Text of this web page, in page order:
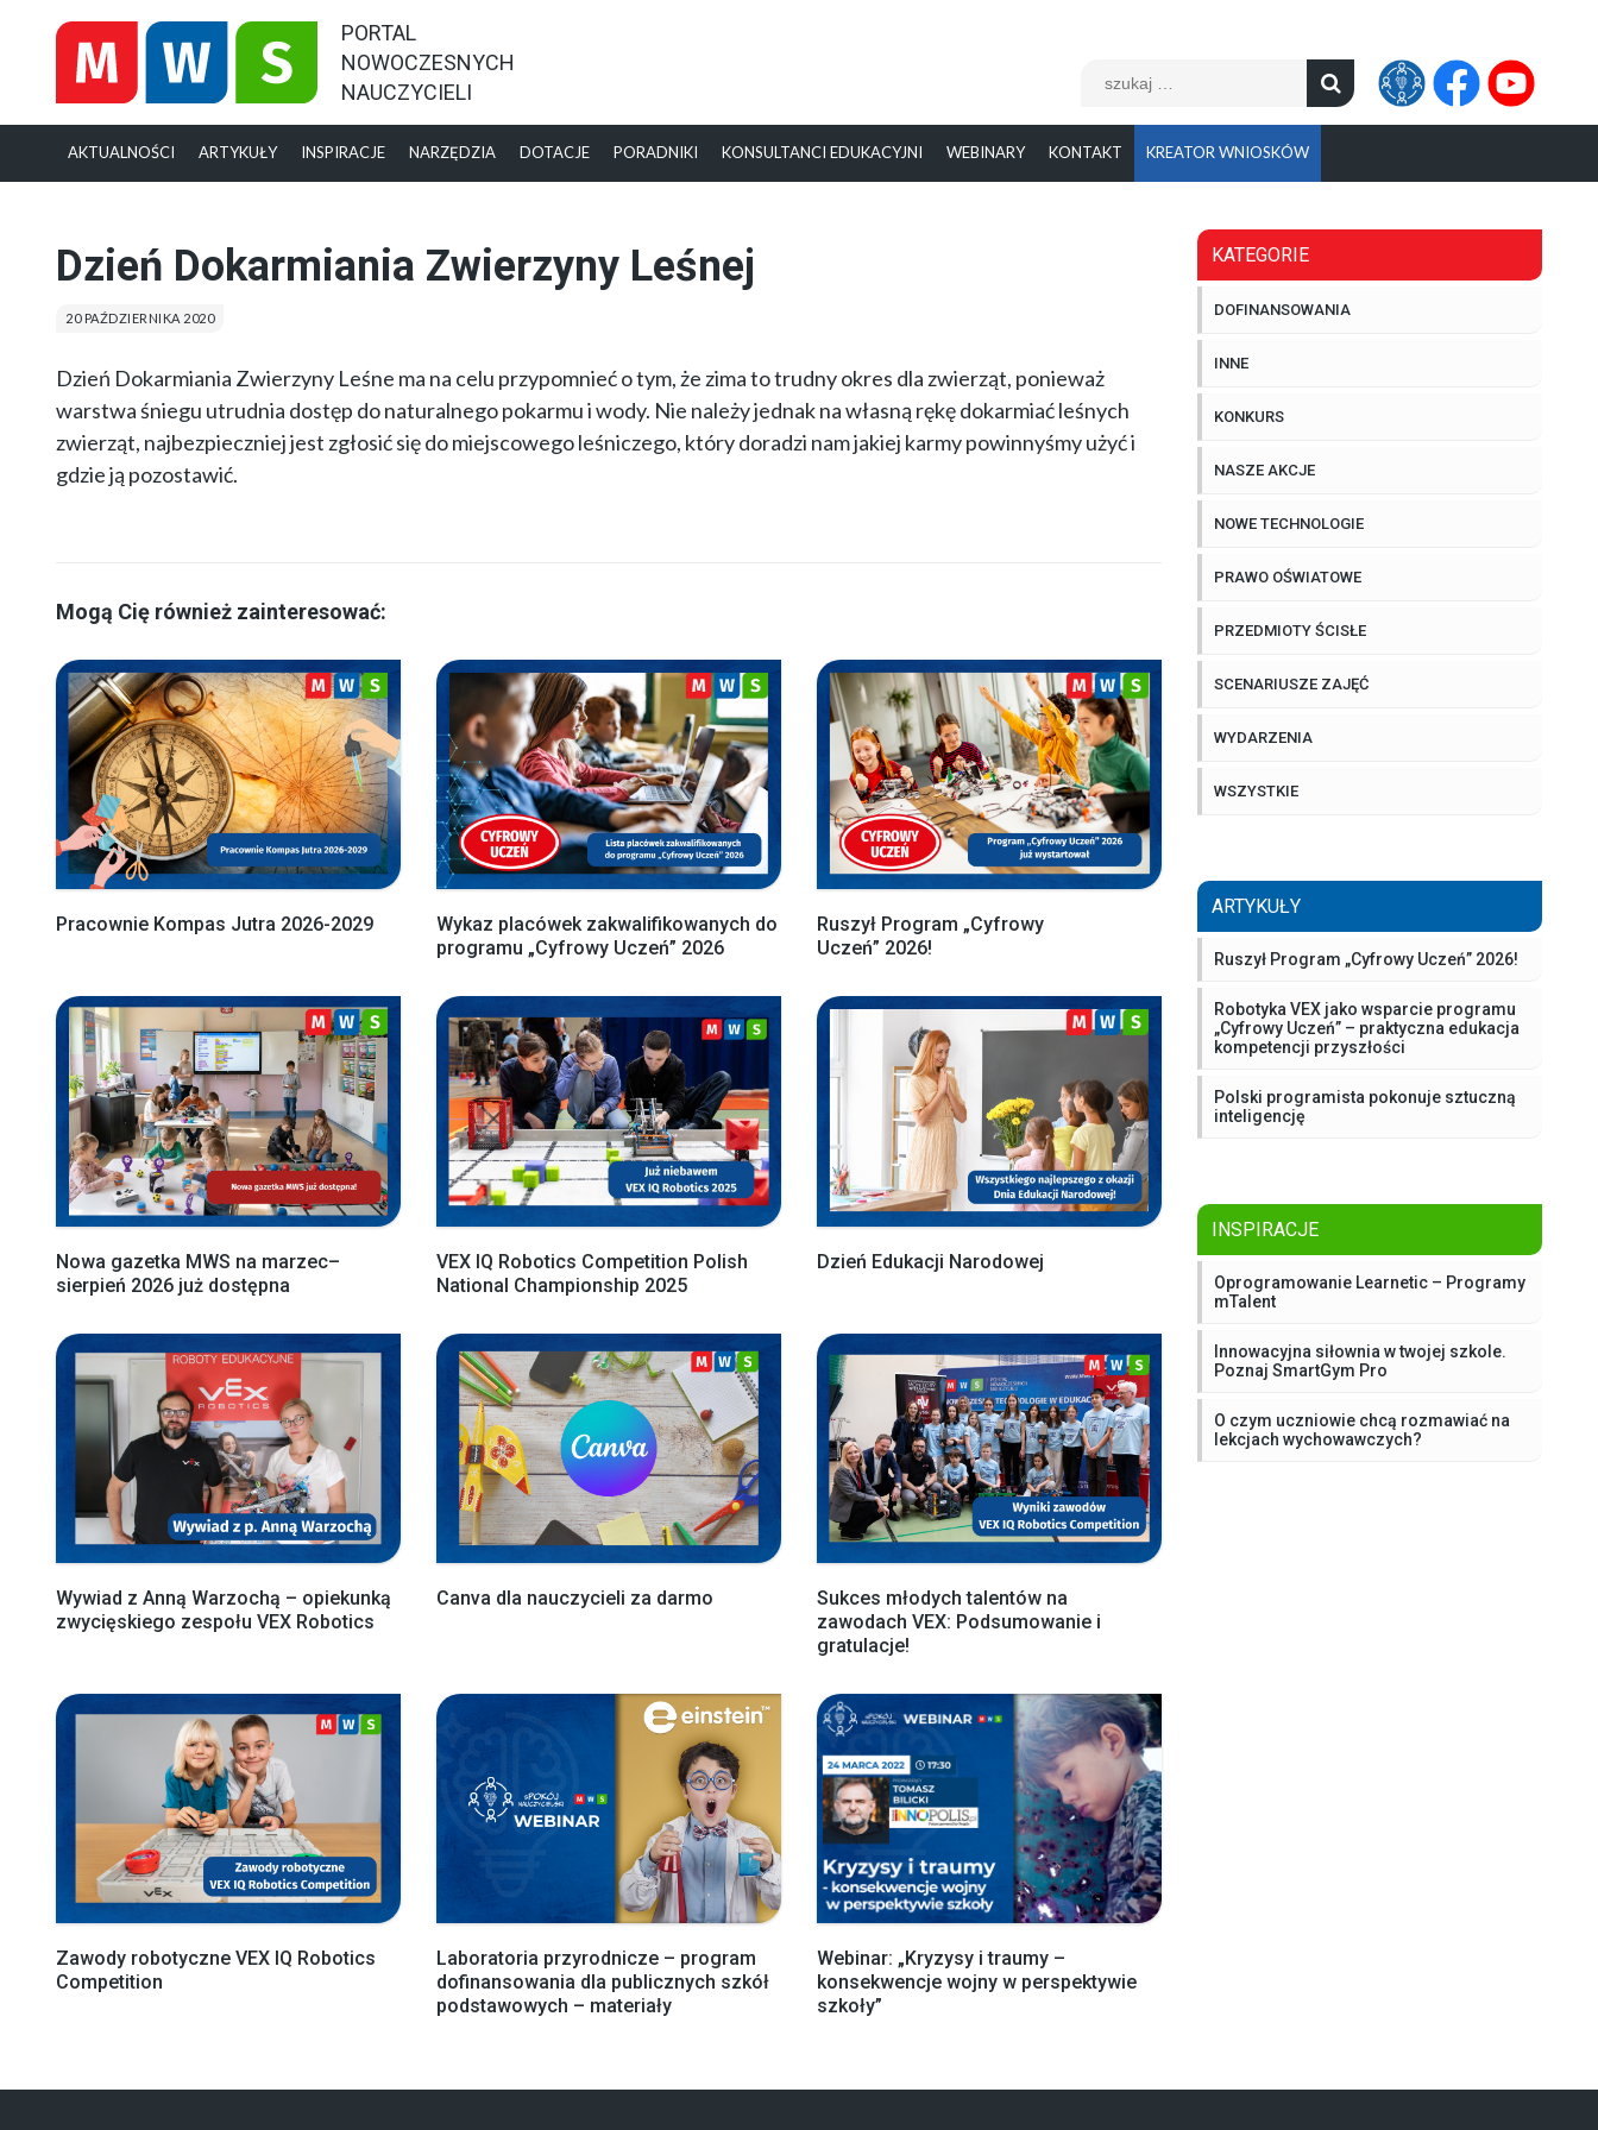
PORTAL
NOWOCZESNYCH
NAUCZYCIELI
AKTUALNOŚCI ARTYKUŁY INSPIRACJE NARZĘDZIA DOTACJE PORADNIKI KONSULTANCI EDUKACYJNI WEBINARY KONTAKT KREATOR WNIOSKÓW
Szukaj:
Dzień Dokarmiania Zwierzyny Leśnej
20 PAŹDZIERNIKA 2020
Dzień Dokarmiania Zwierzyny Leśne ma na celu przypomnieć o tym, że zima to trudny okres dla zwierząt, ponieważ
warstwa śniegu utrudnia dostęp do naturalnego pokarmu i wody. Nie należy jednak na własną rękę dokarmiać leśnych
zwierząt, najbezpieczniej jest zgłosić się do miejscowego leśniczego, który doradzi nam jakiej karmy powinnyśmy użyć i
gdzie ją pozostawić.
Mogą Cię również zainteresować:
Pracownie Kompas Jutra 2026-2029
Wykaz placówek zakwalifikowanych do
programu „Cyfrowy Uczeń” 2026
Ruszył Program „Cyfrowy
Uczeń” 2026!
Nowa gazetka MWS na marzec–
sierpień 2026 już dostępna
VEX IQ Robotics Competition Polish
National Championship 2025
Dzień Edukacji Narodowej
Wywiad z Anną Warzochą – opiekunką
zwycięskiego zespołu VEX Robotics
Canva dla nauczycieli za darmo
Sukces młodych talentów na
zawodach VEX: Podsumowanie i
gratulacje!
Zawody robotyczne VEX IQ Robotics
Competition
Laboratoria przyrodnicze – program
dofinansowania dla publicznych szkół
podstawowych – materiały
Webinar: „Kryzysy i traumy –
konsekwencje wojny w perspektywie
szkoły”
KATEGORIE
DOFINANSOWANIA
INNE
KONKURS
NASZE AKCJE
NOWE TECHNOLOGIE
PRAWO OŚWIATOWE
PRZEDMIOTY ŚCISŁE
SCENARIUSZE ZAJĘĆ
WYDARZENIA
WSZYSTKIE
ARTYKUŁY
Ruszył Program „Cyfrowy Uczeń” 2026!
Robotyka VEX jako wsparcie programu
„Cyfrowy Uczeń” – praktyczna edukacja
kompetencji przyszłości
Polski programista pokonuje sztuczną
inteligencję
INSPIRACJE
Oprogramowanie Learnetic – Programy
mTalent
Innowacyjna siłownia w twojej szkole.
Poznaj SmartGym Pro
O czym uczniowie chcą rozmawiać na
lekcjach wychowawczych?